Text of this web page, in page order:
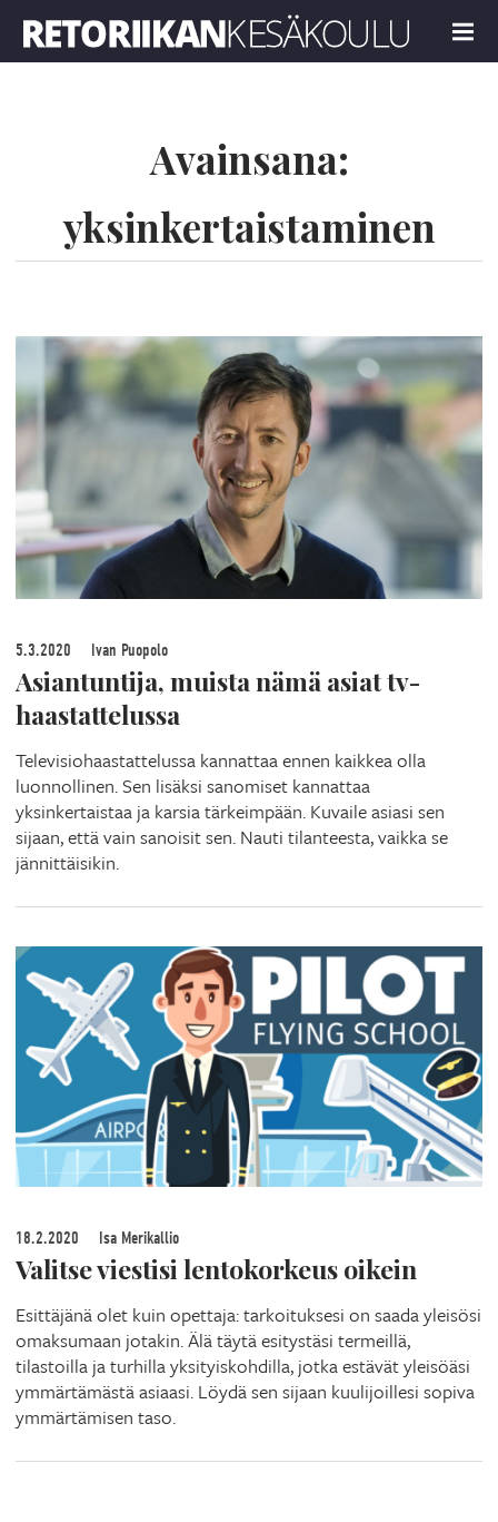
MENU
Avainsana:
yksinkertaistaminen
5.3.2020 Ivan Puopolo
Asiantuntija, muista nämä asiat tv-
haastattelussa
Televisiohaastattelussa kannattaa ennen kaikkea olla
luonnollinen. Sen lisäksi sanomiset kannattaa
yksinkertaistaa ja karsia tärkeimpään. Kuvaile asiasi sen
sijaan, että vain sanoisit sen. Nauti tilanteesta, vaikka se
jännittäisikin.
18.2.2020 Isa Merikallio
Valitse viestisi lentokorkeus oikein
Esittäjänä olet kuin opettaja: tarkoituksesi on saada yleisösi
omaksumaan jotakin. Älä täytä esitystäsi termeillä,
tilastoilla ja turhilla yksityiskohdilla, jotka estävät yleisöäsi
ymmärtämästä asiaasi. Löydä sen sijaan kuulijoillesi sopiva
ymmärtämisen taso.